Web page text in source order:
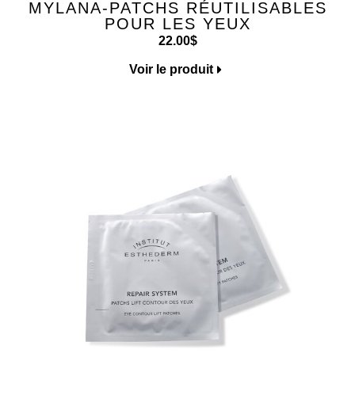
MYLANA-PATCHS RÉUTILISABLES
POUR LES YEUX
22.00$
Voir le produit